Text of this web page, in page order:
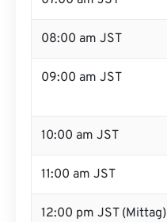
08:00 am JST
09:00 am JST
10:00 am JST
11:00 am JST
12:00 pm JST (Mittag)